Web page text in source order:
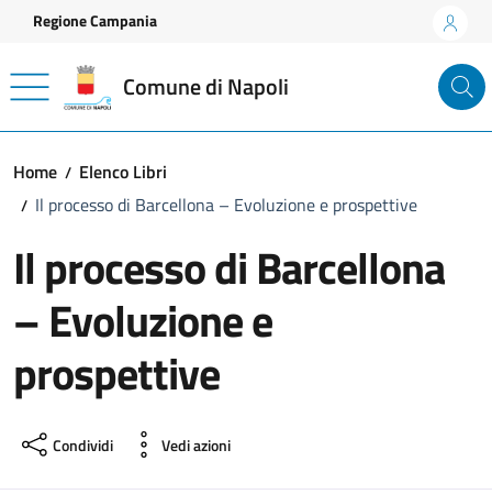
Vai ai contenuti
Vai al footer
Regione Campania
Comune di Napoli
Home
Elenco Libri
Il processo di Barcellona – Evoluzione e prospettive
Il processo di Barcellona
– Evoluzione e
prospettive
Condividi Vedi azioni